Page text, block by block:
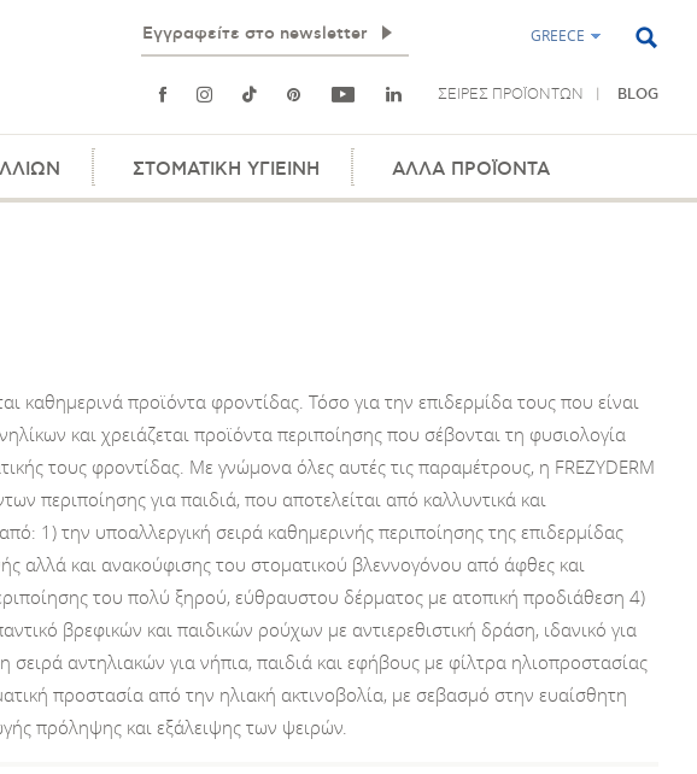
GREECE
ΣΕΙΡΕΣ ΠΡΟΪΟΝΤΩΝ BLOG
ΣΤΟΜΑΤΙΚΗ ΥΓΙΕΙΝΗ ΑΛΛΑ ΠΡΟΪΟΝΤΑ
καθημερινά προϊόντα φροντίδας. Τόσο για την επιδερμίδα τους που είναι
και χρειάζεται προϊόντα περιποίησης που σέβονται τη φυσιολογία
τους φροντίδας. Με γνώμονα όλες αυτές τις παραμέτρους, η FREZYDERM
περιποίησης για παιδιά, που αποτελείται από καλλυντικά και
1) την υποαλλεργική σειρά καθημερινής περιποίησης της επιδερμίδας
αλλά και ανακούφισης του στοματικού βλεννογόνου από άφθες και
του πολύ ξηρού, εύθραυστου δέρματος με ατοπική προδιάθεση 4)
βρεφικών και παιδικών ρούχων με αντιερεθιστική δράση, ιδανικό για
σειρά αντηλιακών για νήπια, παιδιά και εφήβους με φίλτρα ηλιοπροστασίας
προστασία από την ηλιακή ακτινοβολία, με σεβασμό στην ευαίσθητη
πρόληψης και εξάλειψης των ψειρών.